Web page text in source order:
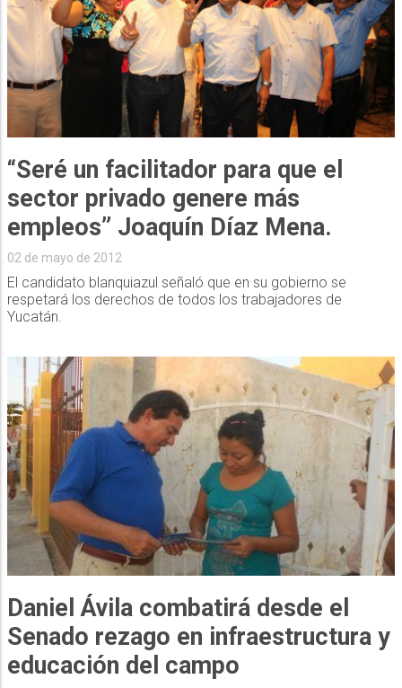
“Seré un facilitador para que el
sector privado genere más
empleos” Joaquín Díaz Mena.
02 de mayo de 2012
El candidato blanquiazul señaló que en su gobierno se
respetará los derechos de todos los trabajadores de
Yucatán.
Daniel Ávila combatirá desde el
Senado rezago en infraestructura y
educación del campo